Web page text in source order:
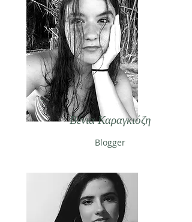
Βένια Καραγκιόζη
Blogger